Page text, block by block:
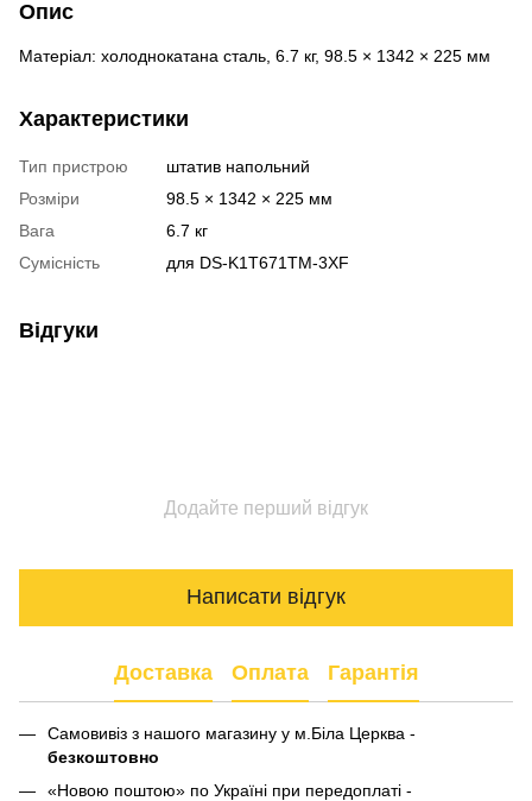
Опис
Матеріал: холоднокатана сталь, 6.7 кг, 98.5 × 1342 × 225 мм
Характеристики
Тип пристрою
штатив напольний
Розміри
98.5 × 1342 × 225 мм
Вага
6.7 кг
Сумісність
для DS-K1T671TM-3XF
Відгуки
Додайте перший відгук
Написати відгук
Доставка Оплата Гарантія
Самовивіз з нашого магазину у м.Біла Церква -
безкоштовно
«Новою поштою» по Україні при передоплаті -